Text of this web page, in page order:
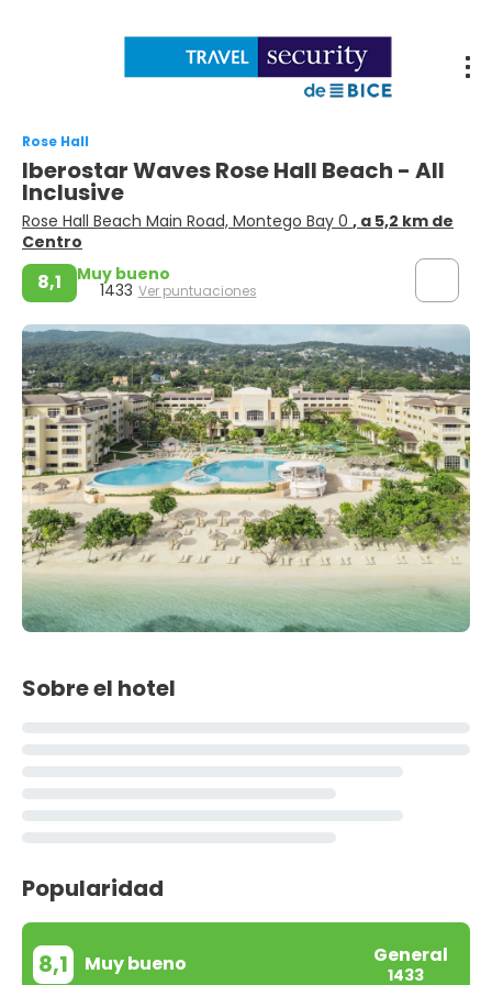
Rose Hall
Iberostar Waves Rose Hall Beach - All
Inclusive
Rose Hall Beach Main Road, Montego Bay 0 , a 5,2 km de
Centro
8,1 Muy bueno
1433 Ver puntuaciones
Sobre el hotel
Popularidad
8,1 Muy bueno General
1433